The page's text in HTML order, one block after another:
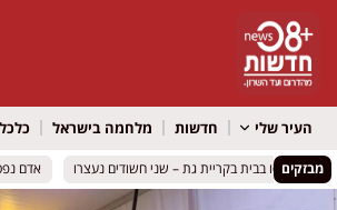
העיר שלי חדשות מלחמה בישראל
מבזקים
נתפסו בבית בקריית גת – שני חשודים נעצרו
נתפסו בבית בקריית גת – שני חשודים נעצרו אדם
אדם